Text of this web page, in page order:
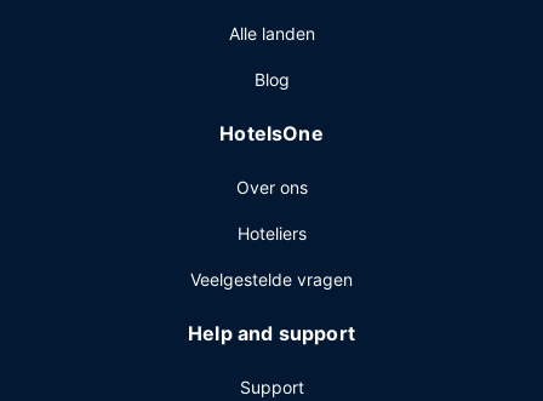
24-uurs receptie en een bagageopslagruimte. Plan je een
vierkante meter aan ruimte, waaronder een
je gratis parkeerplaatsen.
Alle landen
Blog
HotelsOne
Over ons
Hoteliers
Veelgestelde vragen
Help and support
Support